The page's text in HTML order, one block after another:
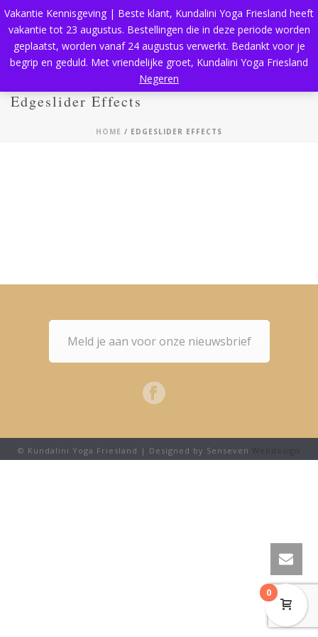
Edgeslider Effects
HOME / EDGESLIDER EFFECTS
Meld je aan voor onze nieuwsbrief
© Kundalini Yoga Friesland | Designed by Senseven Webdesign
0
Vakantie Kennisgeving | Beste klant, Kundalini Yoga Friesland heeft
vakantie tot 23 augustus. Bestellingen die in deze periode worden
geplaatst, worden vanaf 24 augustus verwerkt. Bedankt voor je
begrip en geduld. Met vriendelijke groet, Kundalini Yoga Friesland
Negeren